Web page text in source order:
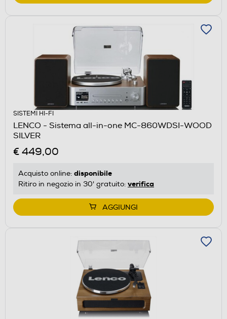
SISTEMI HI-FI
LENCO - Sistema all-in-one MC-860WDSI-WOOD
SILVER
€ 449,00
Acquisto online: disponibile
Ritiro in negozio in 30' gratuito: verifica
AGGIUNGI